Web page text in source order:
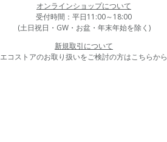
オンラインショップについて
受付時間：平日11:00～18:00
(土日祝日・GW・お盆・年末年始を除く)
新規取引について
エコストアのお取り扱いをご検討の方はこちらから